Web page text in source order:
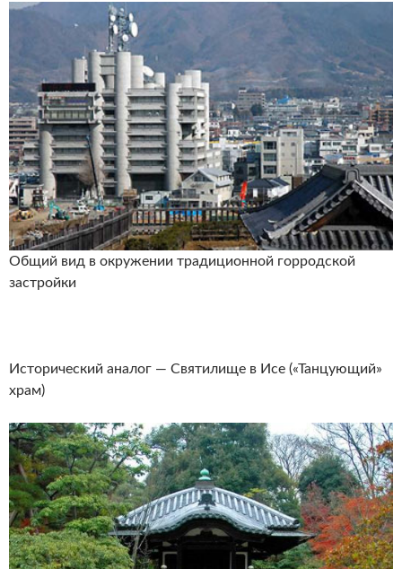
Общий вид в окружении традиционной горродской
застройки
Исторический аналог — Святилище в Исе («Танцующий»
храм)